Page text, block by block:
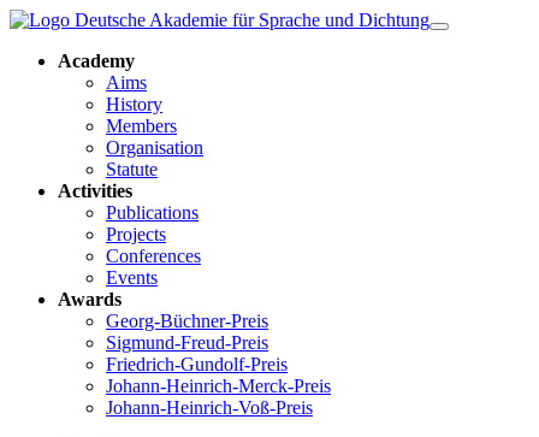
Academy
Aims
History
Members
Organisation
Statute
Activities
Publications
Projects
Conferences
Events
Awards
Georg-Büchner-Preis
Sigmund-Freud-Preis
Friedrich-Gundolf-Preis
Johann-Heinrich-Merck-Preis
Johann-Heinrich-Voß-Preis